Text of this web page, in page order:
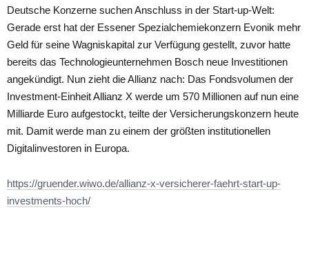
Deutsche Konzerne suchen Anschluss in der Start-up-Welt:
Gerade erst hat der Essener Spezialchemiekonzern Evonik mehr
Geld für seine Wagniskapital zur Verfügung gestellt, zuvor hatte
bereits das Technologieunternehmen Bosch neue Investitionen
angekündigt. Nun zieht die Allianz nach: Das Fondsvolumen der
Investment-Einheit Allianz X werde um 570 Millionen auf nun eine
Milliarde Euro aufgestockt, teilte der Versicherungskonzern heute
mit. Damit werde man zu einem der größten institutionellen
Digitalinvestoren in Europa.
https://gruender.wiwo.de/allianz-x-versicherer-faehrt-start-up-
investments-hoch/